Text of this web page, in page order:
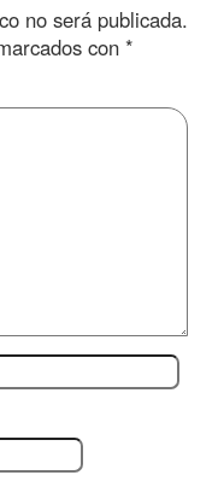
no será publicada.
con *